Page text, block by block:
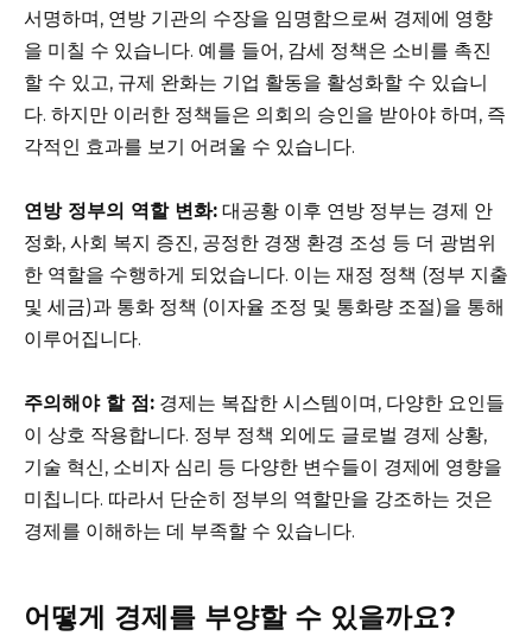
서명하며, 연방 기관의 수장을 임명함으로써 경제에 영향
을 미칠 수 있습니다. 예를 들어, 감세 정책은 소비를 촉진
할 수 있고, 규제 완화는 기업 활동을 활성화할 수 있습니
다. 하지만 이러한 정책들은 의회의 승인을 받아야 하며, 즉
각적인 효과를 보기 어려울 수 있습니다.
연방 정부의 역할 변화: 대공황 이후 연방 정부는 경제 안
정화, 사회 복지 증진, 공정한 경쟁 환경 조성 등 더 광범위
한 역할을 수행하게 되었습니다. 이는 재정 정책 (정부 지출
및 세금)과 통화 정책 (이자율 조정 및 통화량 조절)을 통해
이루어집니다.
주의해야 할 점: 경제는 복잡한 시스템이며, 다양한 요인들
이 상호 작용합니다. 정부 정책 외에도 글로벌 경제 상황,
기술 혁신, 소비자 심리 등 다양한 변수들이 경제에 영향을
미칩니다. 따라서 단순히 정부의 역할만을 강조하는 것은
경제를 이해하는 데 부족할 수 있습니다.
어떻게 경제를 부양할 수 있을까요?